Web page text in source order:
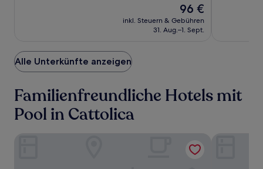
Der
Preis
beträgt
96 €
inkl. Steuern & Gebühren
31. Aug.–1. Sept.
Alle Unterkünfte anzeigen
Familienfreundliche Hotels mit
Pool in Cattolica
Hotel Gabbiano